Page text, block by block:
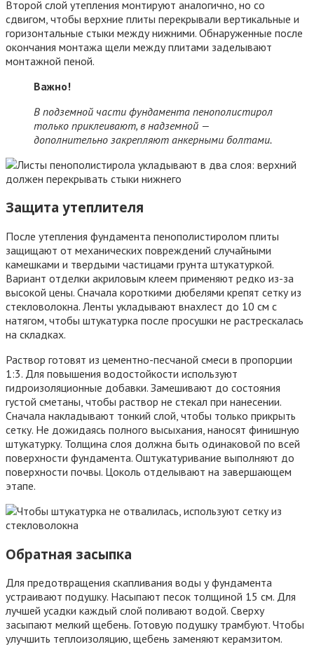
Второй слой утепления монтируют аналогично, но со
сдвигом, чтобы верхние плиты перекрывали вертикальные и
горизонтальные стыки между нижними. Обнаруженные после
окончания монтажа щели между плитами заделывают
монтажной пеной.
Важно!
В подземной части фундамента пенополистирол
только приклеивают, в надземной —
дополнительно закрепляют анкерными болтами.
Защита утеплителя
После утепления фундамента пенополистиролом плиты
защищают от механических повреждений случайными
камешками и твердыми частицами грунта штукатуркой.
Вариант отделки акриловым клеем применяют редко из-за
высокой цены. Сначала короткими дюбелями крепят сетку из
стекловолокна. Ленты укладывают внахлест до 10 см с
натягом, чтобы штукатурка после просушки не растрескалась
на складках.
Раствор готовят из цементно-песчаной смеси в пропорции
1:3. Для повышения водостойкости используют
гидроизоляционные добавки. Замешивают до состояния
густой сметаны, чтобы раствор не стекал при нанесении.
Сначала накладывают тонкий слой, чтобы только прикрыть
сетку. Не дожидаясь полного высыхания, наносят финишную
штукатурку. Толщина слоя должна быть одинаковой по всей
поверхности фундамента. Оштукатуривание выполняют до
поверхности почвы. Цоколь отделывают на завершающем
этапе.
Обратная засыпка
Для предотвращения скапливания воды у фундамента
устраивают подушку. Насыпают песок толщиной 15 см. Для
лучшей усадки каждый слой поливают водой. Сверху
засыпают мелкий щебень. Готовую подушку трамбуют. Чтобы
улучшить теплоизоляцию, щебень заменяют керамзитом.